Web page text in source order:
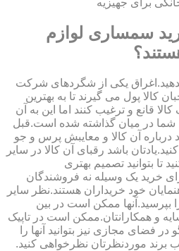
سمساری لوازم
یکی از شگردهای شرکت
کالا پول می گیرند تا به بهترین
قانع و ترغیب کنند اما این به آن
شما در میان گذاشته شده است.قبل
درباره آن کالا و معایبش پرس و جو
باشد رقبای آن کالا در سایر
تا بتوانید تصمیم بهتری
خرید یک وسیله نه فروشندگان
خود خریداران هستند.نظر سایر
ممکن است در بین
و همکارانتان.ممکن است در تاپیک
فضای مجازی نیز بتوانید آنها را
برند موردنظرتان نظرخواهی کنید.